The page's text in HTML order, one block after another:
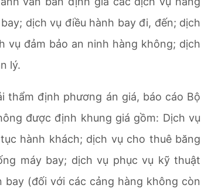
dịch vụ điều hành bay đi, đến; dịch
vụ đảm bảo an ninh hàng không; dịch
lý.
thẩm định phương án giá, báo cáo Bộ
được định khung giá gồm: Dịch vụ
hành khách; dịch vụ cho thuê băng
máy bay; dịch vụ phục vụ kỹ thuật
(đối với các cảng hàng không còn